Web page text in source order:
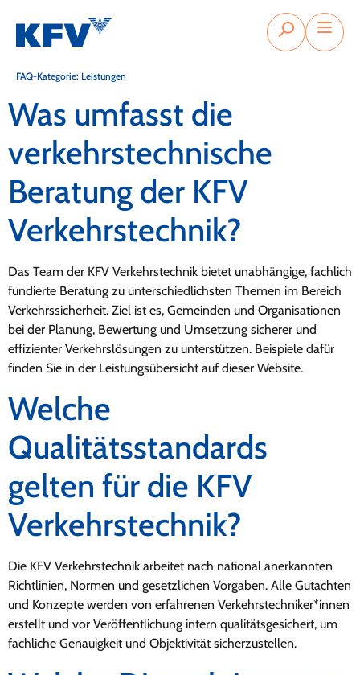
FAQ-Kategorie: Leistungen
Was umfasst die
verkehrstechnische
Beratung der KFV
Verkehrstechnik?
Das Team der KFV Verkehrstechnik bietet unabhängige, fachlich
fundierte Beratung zu unterschiedlichsten Themen im Bereich
Verkehrssicherheit. Ziel ist es, Gemeinden und Organisationen
bei der Planung, Bewertung und Umsetzung sicherer und
effizienter Verkehrslösungen zu unterstützen. Beispiele dafür
finden Sie in der Leistungsübersicht auf dieser Website.
Welche
Qualitätsstandards
gelten für die KFV
Verkehrstechnik?
Die KFV Verkehrstechnik arbeitet nach national anerkannten
Richtlinien, Normen und gesetzlichen Vorgaben. Alle Gutachten
und Konzepte werden von erfahrenen Verkehrstechniker*innen
erstellt und vor Veröffentlichung intern qualitätsgesichert, um
fachliche Genauigkeit und Objektivität sicherzustellen.